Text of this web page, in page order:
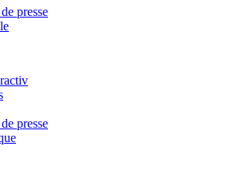
presse
presse